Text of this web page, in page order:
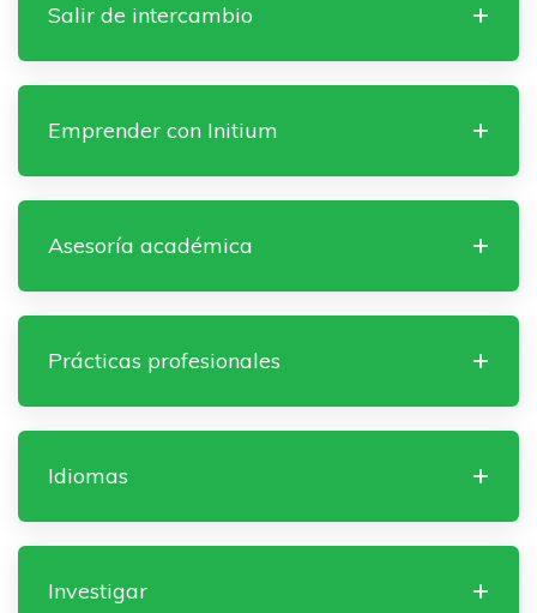
Salir de intercambio
Emprender con Initium
Asesoría académica
Prácticas profesionales
Idiomas
Investigar